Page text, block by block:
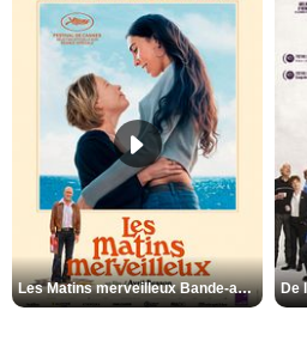
Les Matins merveilleux Bande-annonce VF